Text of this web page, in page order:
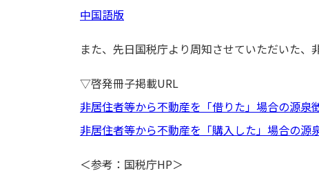
中国語版
また、先日国税庁より周知させていただいた、
▽啓発冊子掲載URL
非居住者等から不動産を「借りた」場合の源泉
非居住者等から不動産を「購入した」場合の源
＜参考：国税庁HP＞